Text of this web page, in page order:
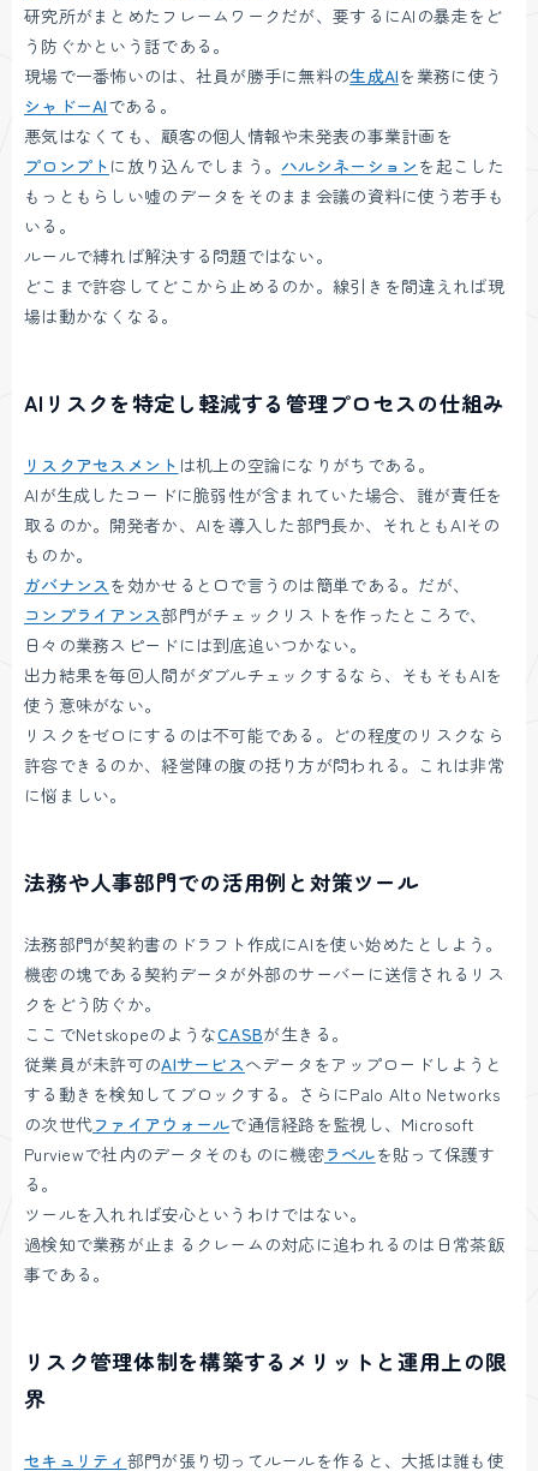
研究所がまとめたフレームワークだが、要するにAIの暴走をど
う防ぐかという話である。
現場で一番怖いのは、社員が勝手に無料の生成AIを業務に使う
シャドーAIである。
悪気はなくても、顧客の個人情報や未発表の事業計画を
プロンプト に放り込んでしまう。 ハルシネーション を起こした
もっともらしい嘘のデータをそのまま会議の資料に使う若手も
いる。
ルールで縛れば解決する問題ではない。
どこまで許容してどこから止めるのか。線引きを間違えれば現
場は動かなくなる。
AIリスクを特定し軽減する管理プロセスの仕組み
リスクアセスメント は机上の空論になりがちである。
AIが生成したコードに脆弱性が含まれていた場合、誰が責任を
取るのか。開発者か、AIを導入した部門長か、それともAIその
ものか。
ガバナンス を効かせると口で言うのは簡単である。だが、
コンプライアンス部門がチェックリストを作ったところで、
日々の業務スピードには到底追いつかない。
出力結果を毎回人間がダブルチェックするなら、そもそもAIを
使う意味がない。
リスクをゼロにするのは不可能である。どの程度のリスクなら
許容できるのか、経営陣の腹の括り方が問われる。これは非常
に悩ましい。
法務や人事部門での活用例と対策ツール
法務部門が契約書のドラフト作成にAIを使い始めたとしよう。
機密の塊である契約データが外部のサーバーに送信されるリス
クをどう防ぐか。
ここでNetskopeのようなCASBが生きる。
従業員が未許可のAIサービスへデータをアップロードしようと
する動きを検知してブロックする。さらにPalo Alto Networks
の次世代ファイアウォールで通信経路を監視し、Microsoft
Purviewで社内のデータそのものに機密ラベルを貼って保護す
る。
ツールを入れれば安心というわけではない。
過検知で業務が止まるクレームの対応に追われるのは日常茶飯
事である。
リスク管理体制を構築するメリットと運用上の限
界
セキュリティ 部門が張り切ってルールを作ると、大抵は誰も使